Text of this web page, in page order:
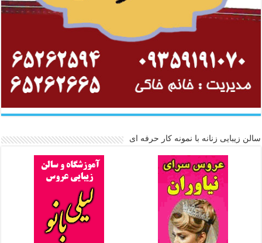
سالن زیبایی زنانه با نمونه کار حرفه ای